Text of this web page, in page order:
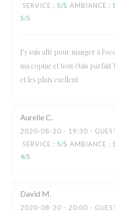
SERVICE : 5/5 AMBIANCE :
5/5
J'y suis allé pour manger à
ma copine et tout étais
et les plats exellent
AurelieC
2020-08-20 - 19:30 -
SERVICE : 5/5 AMBIANCE :
4/5
David M
2020-08-20 - 20:00 -